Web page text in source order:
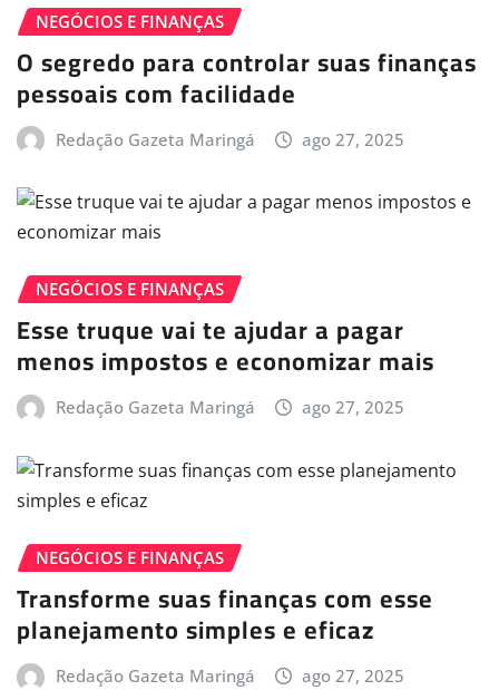
NEGÓCIOS E FINANÇAS
O segredo para controlar suas finanças
pessoais com facilidade
Redação Gazeta Maringá ago 27, 2025
NEGÓCIOS E FINANÇAS
Esse truque vai te ajudar a pagar
menos impostos e economizar mais
Redação Gazeta Maringá ago 27, 2025
NEGÓCIOS E FINANÇAS
Transforme suas finanças com esse
planejamento simples e eficaz
Redação Gazeta Maringá ago 27, 2025